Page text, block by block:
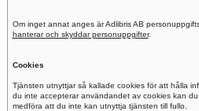
Om inget annat anges är Adlibris AB
hanterar och skyddar personuppgifter.
Cookies
Tjänsten utnyttjar så kallade cookies för att hålla
du inte accepterar användandet av cookies kan
medföra att du inte kan utnyttja tjänsten till fullo.